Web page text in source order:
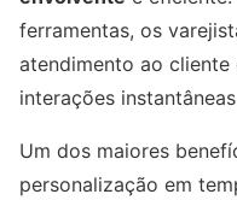
ferramentas, os
atendimento ao cliente
interações
Um dos maiores
personalização em